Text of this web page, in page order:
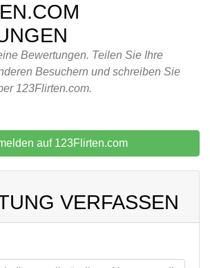
Bewertungen. Teilen Sie Ihre
Besuchern und schreiben Sie
123Flirten.com.
auf 123Flirten.com
VERFASSEN